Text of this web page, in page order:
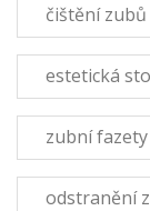
čištění zubů
estetická
zubní fazety
odstranění